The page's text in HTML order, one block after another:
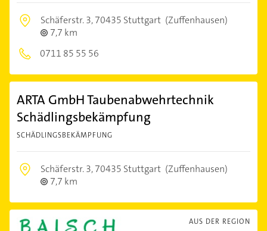
Schäferstr. 3,70435 Stuttgart (Zuffenhausen)
7,7 km
0711 85 55 56
ARTA GmbH Taubenabwehrtechnik
Schädlingsbekämpfung
SCHÄDLINGSBEKÄMPFUNG
Schäferstr. 3,70435 Stuttgart (Zuffenhausen)
7,7 km
AUS DER REGION